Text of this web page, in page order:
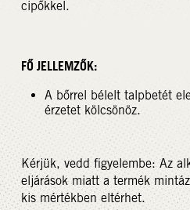
cipőkkel.
FŐ JELLEMZŐK:
A bőrrel bélelt talpbetét
érzetet kölcsönöz.
Kérjük, vedd figyelembe: Az
eljárások miatt a termék
kis mértékben eltérhet.